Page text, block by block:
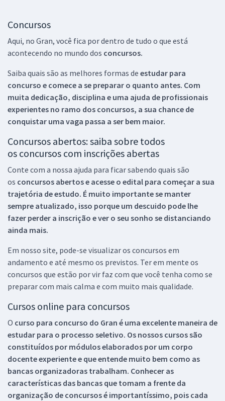
Concursos
Aqui, no Gran, você fica por dentro de tudo o que está
acontecendo no mundo dos concursos.
Saiba quais são as melhores formas de estudar para
concurso e comece a se preparar o quanto antes. Com
muita dedicação, disciplina e uma ajuda de profissionais
experientes no ramo dos concursos, a sua chance de
conquistar uma vaga passa a ser bem maior.
Concursos abertos: saiba sobre todos
os concursos com inscrições abertas
Conte com a nossa ajuda para ficar sabendo quais são
os concursos abertos e acesse o edital para começar a sua
trajetória de estudo. É muito importante se manter
sempre atualizado, isso porque um descuido pode lhe
fazer perder a inscrição e ver o seu sonho se distanciando
ainda mais.
Em nosso site, pode-se visualizar os concursos em
andamento e até mesmo os previstos. Ter em mente os
concursos que estão por vir faz com que você tenha como se
preparar com mais calma e com muito mais qualidade.
Cursos online para concursos
O curso para concurso do Gran é uma excelente maneira de
estudar para o processo seletivo. Os nossos cursos são
constituídos por módulos elaborados por um corpo
docente experiente e que entende muito bem como as
bancas organizadoras trabalham. Conhecer as
características das bancas que tomam a frente da
organização de concursos é importantíssimo, pois cada